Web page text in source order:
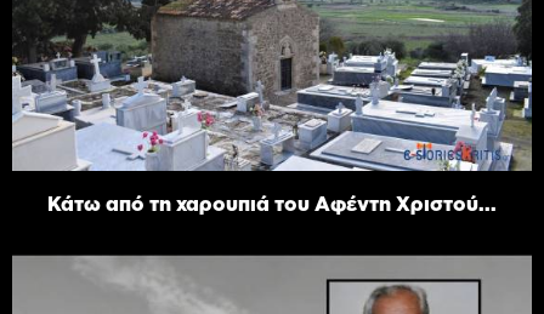
Κάτω από τη χαρουπιά του Αφέντη Χριστού...